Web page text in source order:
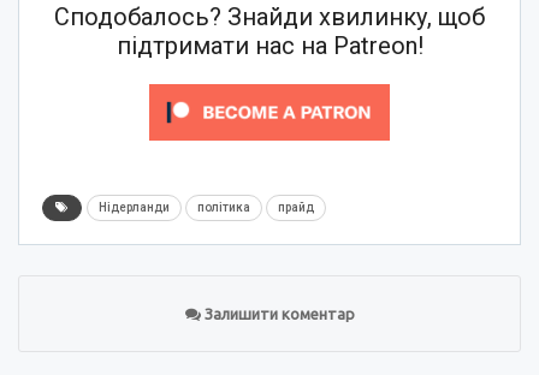
Сподобалось? Знайди хвилинку, щоб
підтримати нас на Patreon!
Нідерланди політика прайд
Залишити коментар